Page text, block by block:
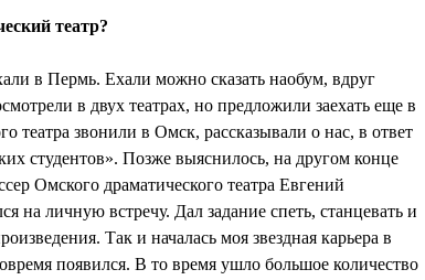
театр?
в Пермь. Ехали можно сказать наобум, вдруг
в двух театрах, но предложили заехать еще в
театра звонили в Омск, рассказывали о нас, в ответ
студентов». Позже выяснилось, на другом конце
Омского драматического театра Евгений
личную встречу. Дал задание спеть, станцевать и
Так и началась моя звездная карьера в
появился. В то время ушло большое количество